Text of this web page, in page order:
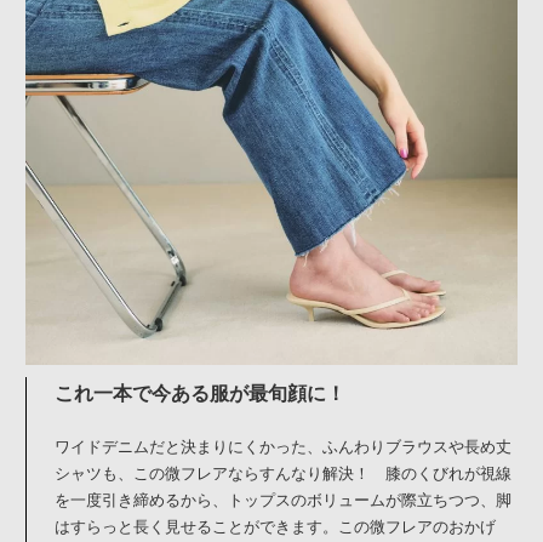
これ一本で今ある服が最旬顔に！
ワイドデニムだと決まりにくかった、ふんわりブラウスや長め丈
シャツも、この微フレアならすんなり解決！ 膝のくびれが視線
を一度引き締めるから、トップスのボリュームが際立ちつつ、脚
はすらっと長く見せることができます。この微フレアのおかげ